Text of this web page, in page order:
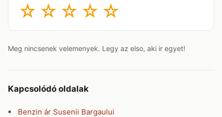
☆ ☆ ☆ ☆ ☆
Meg nincsenek velemenyek. Legy az elso, aki ir egyet!
Kapcsolódó oldalak
Benzin ár Susenii Bargaului